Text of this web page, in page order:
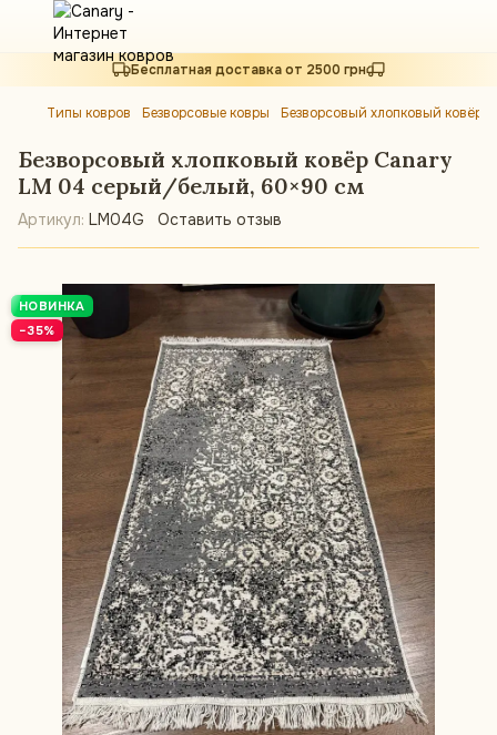
Бесплатная доставка от 2500 грн
Типы ковров Безворсовые ковры Безворсовый хлопковый
Безворсовый хлопковый ковёр Canary
LM 04 серый/белый, 60×90 см
Артикул: LM04G Оставить отзыв
НОВИНКА
−35%